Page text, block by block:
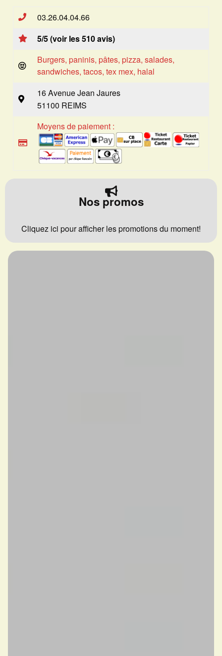
03.26.04.04.66
5/5 (voir les 510 avis)
Burgers, paninis, pâtes, pizza, salades,
sandwiches, tacos, tex mex, halal
16 Avenue Jean Jaures
51100 REIMS
Moyens de paiement :
Nos promos
Cliquez ici pour afficher les promotions du moment!